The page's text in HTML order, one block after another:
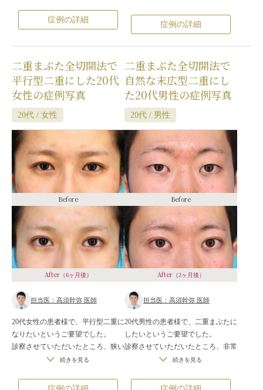
また、開いていた目と眉の距離が近
くなりました。
合う二重のラインというのがありま
す。
この患者様は、平均的に蒙古襞が張
っており、平均的にまぶたの皮膚の
厚みがあるため、幅が広すぎない末
広型二重が一番自然で似合っていま
した。
もし、この患者様に平行型二重やも
っと幅の広い二重を作った場合、厚
ぼったい二重になったり、二重のラ
インの下の皮膚がぷっくり膨らんで
不自然になったり、目を閉じたとき
や伏し目になったときの傷跡が食い
込んで不自然になったりします。
不自然な二重（無理に二重の幅を広
/仕上がりのわずかな左右
上がりが完璧に自分の理想の形になら
がとれる可能性/手術後の血腫
症例の詳細
不自然な二重（無理に二重の幅を広
/仕上がりのわずかな左右
ないことがある/
二重のラインの癒着
手術後の血腫
症例の詳細
二重まぶた全切開法で
平行型二重にした20代
女性の症例写真
20代 / 女性
Before
After（6ヶ月後）
担当医：高須幹弥 医師
20代女性の患者様で、平行型二重に
なりたいというご要望でした。
診察させていただいたところ、狭い
末広型の二重のラインがありまし
患者様は埋没法ではなく切開法を希
続きを見る
二重まぶた全切開法で
自然な末広型二重にし
た20代男性の症例写真
20代 / 男性
Before
After（2ヶ月後）
担当医：高須幹弥 医師
20代男性の患者様で、二重まぶたに
したいというご要望でした。
診察させていただいたところ、非常
に狭い奥二重のラインがありました
ぶたの状態でした。
続きを見る